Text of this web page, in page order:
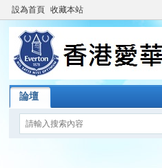
設為首頁 收藏本站
論壇